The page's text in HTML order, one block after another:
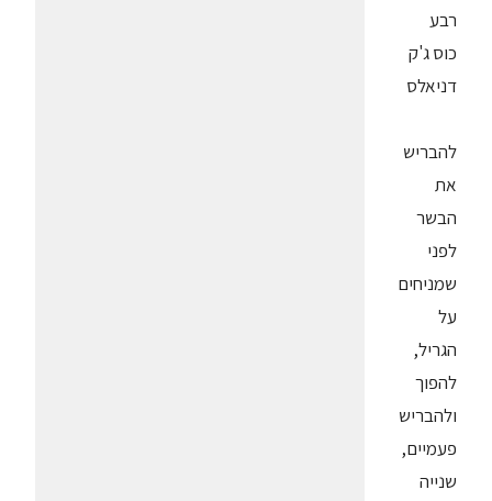
רבע
כוס ג'ק
דניאלס
להבריש
את
הבשר
לפני
שמניחים
על
הגריל,
להפוך
ולהבריש
פעמיים,
שנייה